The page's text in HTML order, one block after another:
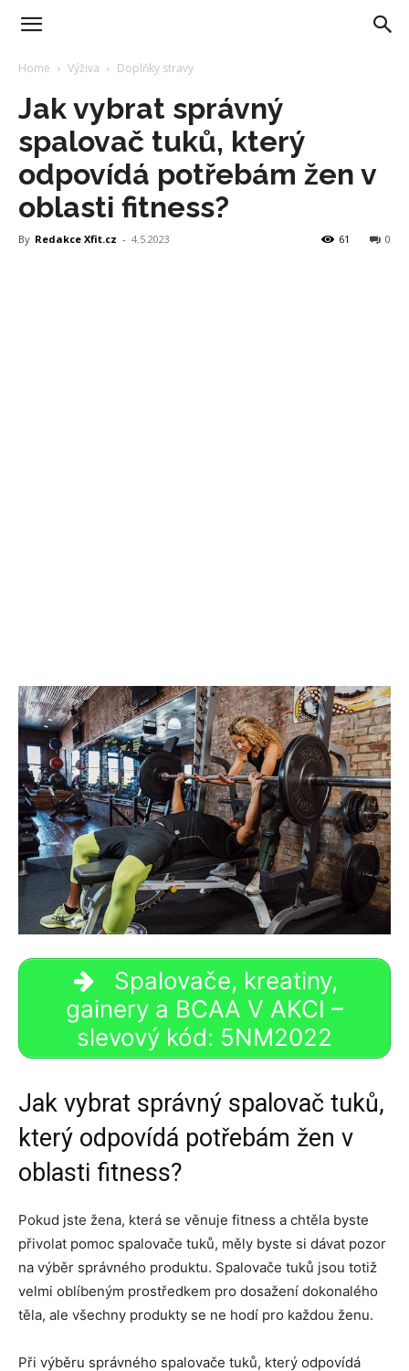
Home Výživa Doplňky stravy
Jak vybrat správný
spalovač tuků, který
odpovídá potřebám žen v
oblasti fitness?
By Redakce Xfit.cz - 4.5.2023 0
61
Spalovače, kreatiny,
gainery a BCAA V AKCI –
slevový kód: 5NM2022
Jak vybrat správný spalovač tuků,
který odpovídá potřebám žen v
oblasti fitness?
Pokud jste žena, která se věnuje fitness a chtěla byste
přivolat pomoc spalovače tuků, měly byste si dávat pozor
na výběr správného produktu. Spalovače tuků jsou totiž
velmi oblíbeným prostředkem pro dosažení dokonalého
těla, ale všechny produkty se ne hodí pro každou ženu.
Při výběru správného spalovače tuků, který odpovídá